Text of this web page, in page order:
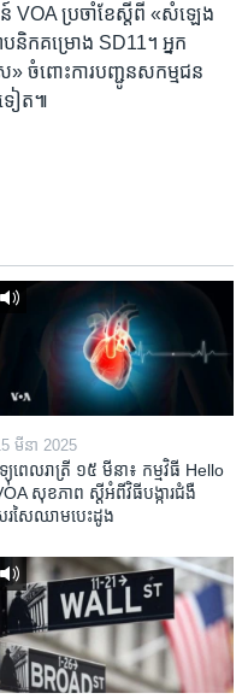
VOA ប្រចាំខែ​ស្តីពី «សំឡេង​
និកគម្រោង​ SD11។ ​អ្នក​
ស» ចំពោះ​ការ​បញ្ជូន​សកម្មជន​
ទៀត៕
មីនា 2025
យុពេលរាត្រី ១៥ មីនា៖ កម្មវិធី ​Hello
សុខភាព ស្ដី​អំពី​វិធី​បង្ការ​ជំងឺ​
រសៃ​ឈាម​បេះដូង